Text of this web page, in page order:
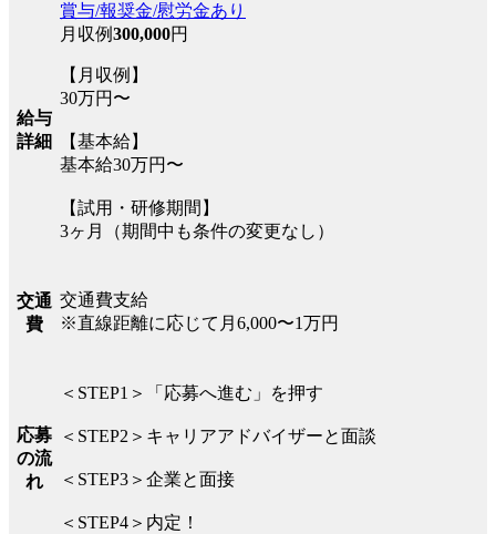
給与
詳細
賞与/報奨金/慰労金あり
月収例300,000円
【月収例】
30万円〜
【基本給】
基本給30万円〜
【試用・研修期間】
3ヶ月（期間中も条件の変更なし）
交通
費
交通費支給
※直線距離に応じて月6,000〜1万円
応募
の流
れ
＜STEP1＞「応募へ進む」を押す
＜STEP2＞キャリアアドバイザーと面談
＜STEP3＞企業と面接
＜STEP4＞内定！